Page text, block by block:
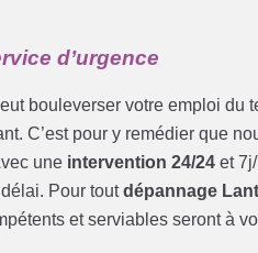
d’urgence
bouleverser votre emploi du
C’est pour y remédier que
une intervention 24/24 et
Pour toutdépannage
et serviables seront à